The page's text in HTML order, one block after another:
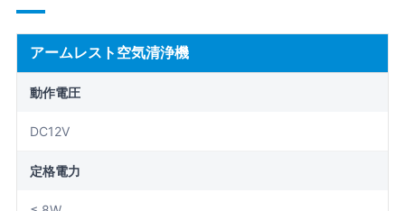
アームレスト空気清浄機
動作電圧
DC12V
定格電力